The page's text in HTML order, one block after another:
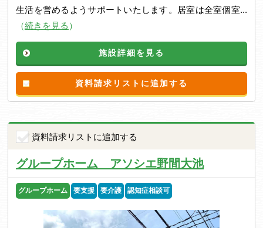
生活を営めるようサポートいたします。居室は全室個室...
（続きを見る ）
施設詳細を見る
資料請求リストに追加する
資料請求リストに追加する
グループホーム アソシエ野間大池
グループホーム 要支援 要介護 認知症相談可